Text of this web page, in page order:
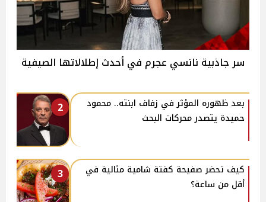
سر جاذبية نانسي عجرم في أحدث إطلالاتها الصيفية
2
بعد ظهوره المؤثر في زفاف ابنته.. محمود
حميدة يتصدر محركات البحث
3
كيف تحضر صفيحة كفتة شامية مثالية في
أقل من ساعة؟